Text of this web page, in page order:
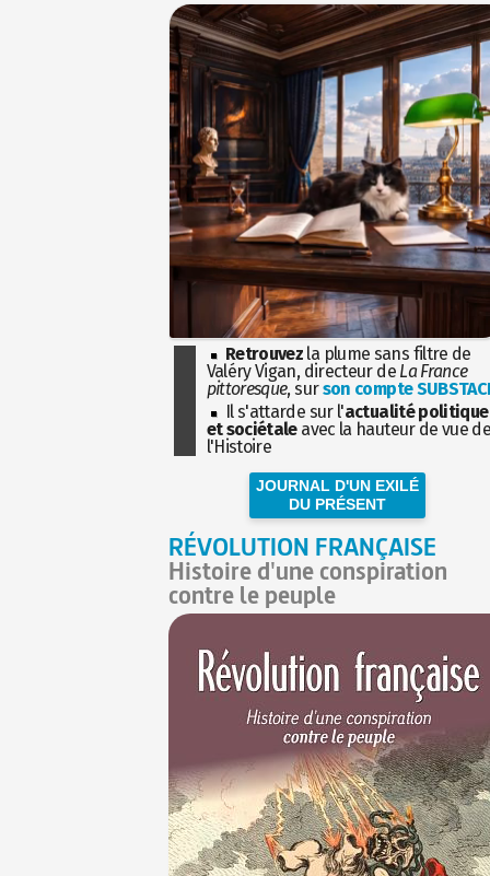
Retrouvez la plume sans filtre de
Valéry Vigan, directeur de La France
pittoresque, surson compte
Il s'attarde sur l'actualité politique
et sociétaleavec la hauteur de vue
l'Histoire
JOURNAL D'UN EXILÉ
DU PRÉSENT
RÉVOLUTION FRANÇAISE
Histoire d'une conspiration
contre le peuple